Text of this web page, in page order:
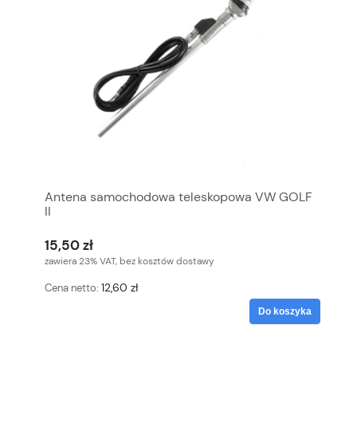
Antena samochodowa teleskopowa VW GOLF
II
15,50 zł
zawiera 23% VAT, bez kosztów dostawy
Cena netto: 12,60 zł
Do koszyka